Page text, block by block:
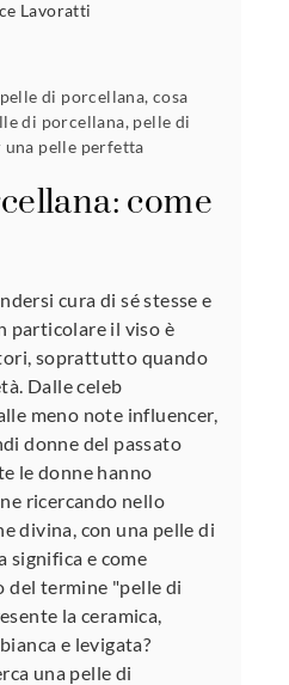
Lavoratti
di porcellana,cosa
di porcellana, pelle di
una pelle perfetta
come
cura di sé stesse e
particolare il viso è
soprattutto quando
Dalle celeb
meno note influencer,
donne del passato
le donne hanno
ricercando nello
divina, con una pelle di
significa e come
del termine "pelle di
la ceramica,
e levigata?
una pelle di